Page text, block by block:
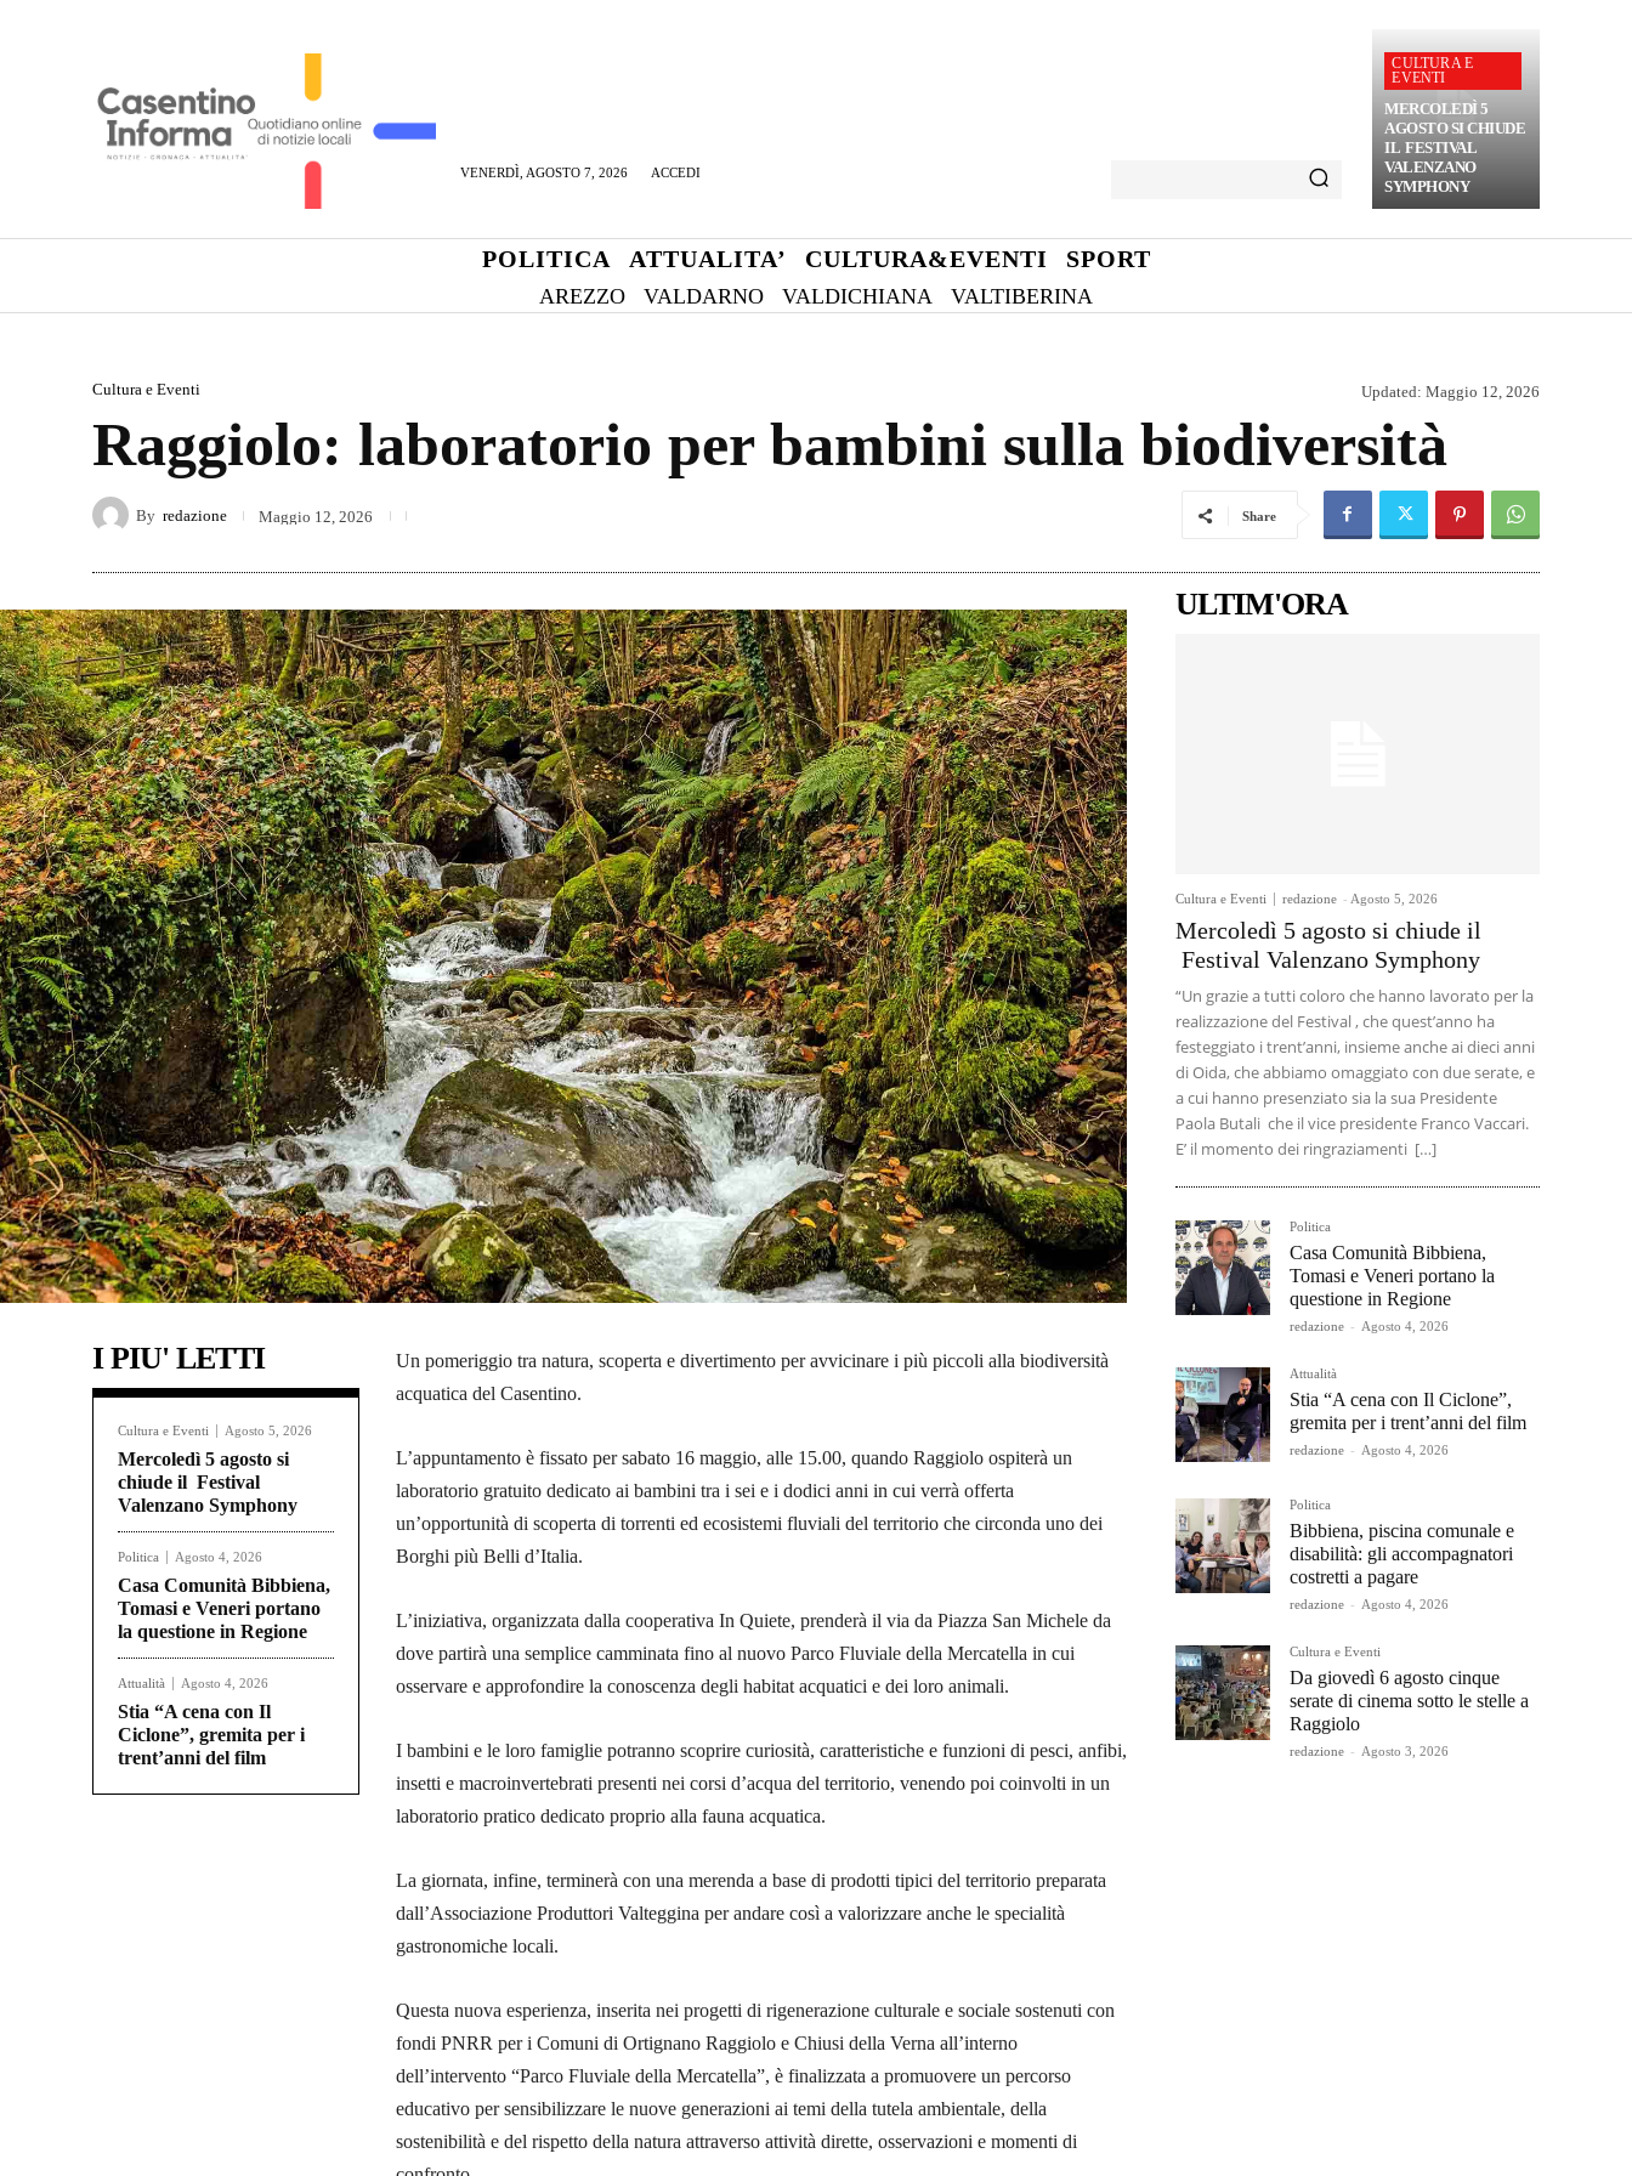
VENERDÌ, AGOSTO 7, 2026 ACCEDI
CULTURA E
EVENTI
MERCOLEDÌ 5
AGOSTO SI CHIUDE
IL FESTIVAL
VALENZANO
SYMPHONY
POLITICA ATTUALITA’ CULTURA&EVENTI SPORT
AREZZO VALDARNO VALDICHIANA VALTIBERINA
Cultura e Eventi Updated: Maggio 12, 2026
Raggiolo: laboratorio per bambini sulla biodiversità
By redazione Maggio 12, 2026 Share
I PIU' LETTI
Cultura e Eventi Agosto 5, 2026
Mercoledì 5 agosto si
chiude il Festival
Valenzano Symphony
Politica Agosto 4, 2026
Casa Comunità Bibbiena,
Tomasi e Veneri portano
la questione in Regione
Attualità Agosto 4, 2026
Stia “A cena con Il
Ciclone”, gremita per i
trent’anni del film
Un pomeriggio tra natura, scoperta e divertimento per avvicinare i più piccoli alla biodiversità
acquatica del Casentino.
L’appuntamento è fissato per sabato 16 maggio, alle 15.00, quando Raggiolo ospiterà un
laboratorio gratuito dedicato ai bambini tra i sei e i dodici anni in cui verrà offerta
un’opportunità di scoperta di torrenti ed ecosistemi fluviali del territorio che circonda uno dei
Borghi più Belli d’Italia.
L’iniziativa, organizzata dalla cooperativa In Quiete, prenderà il via da Piazza San Michele da
dove partirà una semplice camminata fino al nuovo Parco Fluviale della Mercatella in cui
osservare e approfondire la conoscenza degli habitat acquatici e dei loro animali.
I bambini e le loro famiglie potranno scoprire curiosità, caratteristiche e funzioni di pesci, anfibi,
insetti e macroinvertebrati presenti nei corsi d’acqua del territorio, venendo poi coinvolti in un
laboratorio pratico dedicato proprio alla fauna acquatica.
La giornata, infine, terminerà con una merenda a base di prodotti tipici del territorio preparata
dall’Associazione Produttori Valteggina per andare così a valorizzare anche le specialità
gastronomiche locali.
Questa nuova esperienza, inserita nei progetti di rigenerazione culturale e sociale sostenuti con
fondi PNRR per i Comuni di Ortignano Raggiolo e Chiusi della Verna all’interno
dell’intervento “Parco Fluviale della Mercatella”, è finalizzata a promuovere un percorso
educativo per sensibilizzare le nuove generazioni ai temi della tutela ambientale, della
sostenibilità e del rispetto della natura attraverso attività dirette, osservazioni e momenti di
ULTIM'ORA
Cultura e Eventi redazione - Agosto 5, 2026
Mercoledì 5 agosto si chiude il
Festival Valenzano Symphony
“Un grazie a tutti coloro che hanno lavorato per la
realizzazione del Festival , che quest’anno ha
festeggiato i trent’anni, insieme anche ai dieci anni
di Oida, che abbiamo omaggiato con due serate, e
a cui hanno presenziato sia la sua Presidente
Paola Butali che il vice presidente Franco Vaccari.
E’ il momento dei ringraziamenti […]
Politica
Casa Comunità Bibbiena,
Tomasi e Veneri portano la
questione in Regione
redazione - Agosto 4, 2026
Attualità
Stia “A cena con Il Ciclone”,
gremita per i trent’anni del film
redazione - Agosto 4, 2026
Politica
Bibbiena, piscina comunale e
disabilità: gli accompagnatori
costretti a pagare
redazione - Agosto 4, 2026
Cultura e Eventi
Da giovedì 6 agosto cinque
serate di cinema sotto le stelle a
Raggiolo
redazione - Agosto 3, 2026